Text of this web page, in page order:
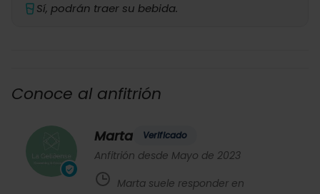
Sí, podrán traer su bebida.
Conoce al anfitrión
Marta Verificado
Anfitrión desde Mayo de 2023
Marta suele responder en